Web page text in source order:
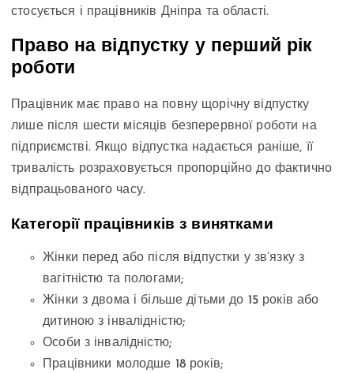
стосується і працівників Дніпра та області.
Право на відпустку у перший рік
роботи
Працівник має право на повну щорічну відпустку
лише після шести місяців безперервної роботи на
підприємстві. Якщо відпустка надається раніше, її
тривалість розраховується пропорційно до фактично
відпрацьованого часу.
Категорії працівників з винятками
Жінки перед або після відпустки у зв’язку з
вагітністю та пологами;
Жінки з двома і більше дітьми до 15 років або
дитиною з інвалідністю;
Особи з інвалідністю;
Працівники молодше 18 років;